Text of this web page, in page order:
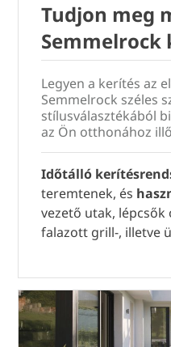
Tudjon meg
Legyen a kerítés az
Semmelrock széles
stílusválasztékából
az Ön otthonához
Időtálló
teremtenek, és
vezető utak, lépcsők
falazott grill-, illetve